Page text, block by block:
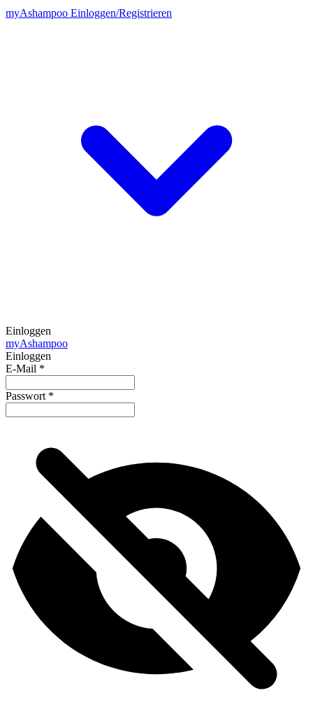
myAshampoo Einloggen/Registrieren
Einloggen
myAshampoo
Einloggen
E-Mail *
Passwort *